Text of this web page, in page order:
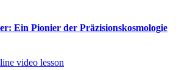
Ein Pionier der Präzisionskosmologie